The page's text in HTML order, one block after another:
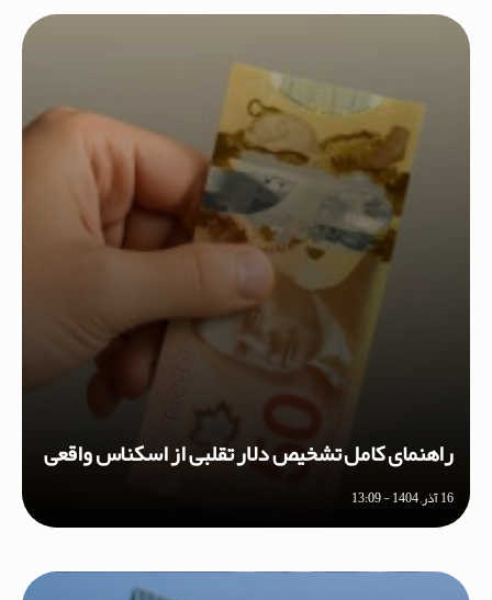
راهنمای کامل تشخیص دلار تقلبی از اسکناس واقعی
16 آذر, 1404 - 13:09